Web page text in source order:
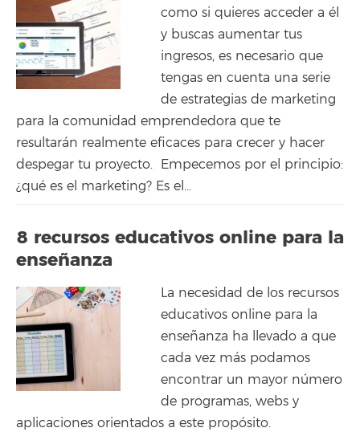
como si quieres acceder a él
y buscas aumentar tus
ingresos, es necesario que
tengas en cuenta una serie
de estrategias de marketing
para la comunidad emprendedora que te
resultarán realmente eficaces para crecer y hacer
despegar tu proyecto. Empecemos por el principio:
¿qué es el marketing? Es el...
8 recursos educativos online para la
enseñanza
La necesidad de los recursos
educativos online para la
enseñanza ha llevado a que
cada vez más podamos
encontrar un mayor número
de programas, webs y
aplicaciones orientados a este propósito.